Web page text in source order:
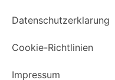
Datenschutzerklarung
Cookie-Richtlinien
Impressum